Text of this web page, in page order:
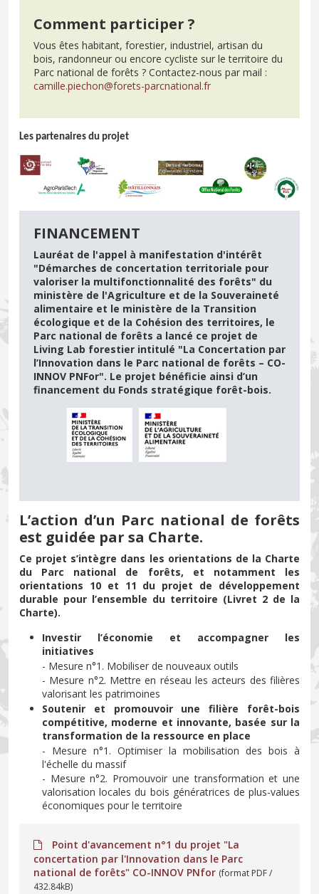
Comment participer ?
Vous êtes habitant, forestier, industriel, artisan du
bois, randonneur ou encore cycliste sur le territoire du
Parc national de forêts ? Contactez-nous par mail :
camille.piechon@forets-parcnational.fr
Les partenaires du projet
FINANCEMENT
Lauréat de l'appel à manifestation d'intérêt
"Démarches de concertation territoriale pour
valoriser la multifonctionnalité des forêts" du
ministère de l'Agriculture et de la Souveraineté
alimentaire et le ministère de la Transition
écologique et de la Cohésion des territoires, le
Parc national de forêts a lancé ce projet de
Living Lab forestier intitulé "La Concertation par
l’Innovation dans le Parc national de forêts – CO-
INNOV PNFor". Le projet bénéficie ainsi d’un
financement du Fonds stratégique forêt-bois.
L’action d’un Parc national de forêts
est guidée par sa Charte.
Ce projet s’intègre dans les orientations de la Charte
du Parc national de forêts, et notamment les
orientations 10 et 11 du projet de développement
durable pour l’ensemble du territoire (Livret 2 de la
Charte).
Investir l’économie et accompagner les
initiatives
- Mesure n°1. Mobiliser de nouveaux outils
- Mesure n°2. Mettre en réseau les acteurs des filières
valorisant les patrimoines
Soutenir et promouvoir une filière forêt-bois
compétitive, moderne et innovante, basée sur la
transformation de la ressource en place
- Mesure n°1. Optimiser la mobilisation des bois à
l'échelle du massif
- Mesure n°2. Promouvoir une transformation et une
valorisation locales du bois génératrices de plus-values
économiques pour le territoire
Point d'avancement n°1 du projet "La
concertation par l'Innovation dans le Parc
national de forêts" CO-INNOV PNfor (format PDF /
432.84kB)